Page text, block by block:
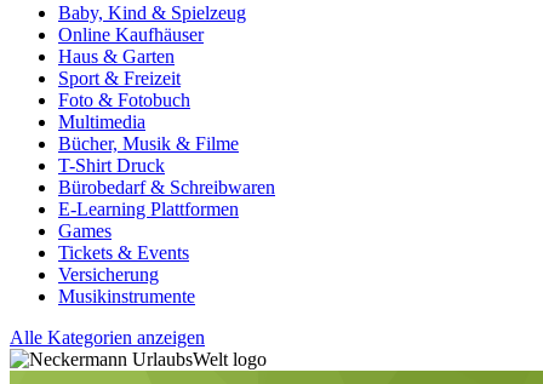
Baby, Kind & Spielzeug
Online Kaufhäuser
Haus & Garten
Sport & Freizeit
Foto & Fotobuch
Multimedia
Bücher, Musik & Filme
T-Shirt Druck
Bürobedarf & Schreibwaren
E-Learning Plattformen
Games
Tickets & Events
Versicherung
Musikinstrumente
Alle Kategorien anzeigen